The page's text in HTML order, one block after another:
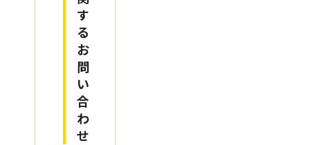
す
る
お
問
い
合
わ
せ